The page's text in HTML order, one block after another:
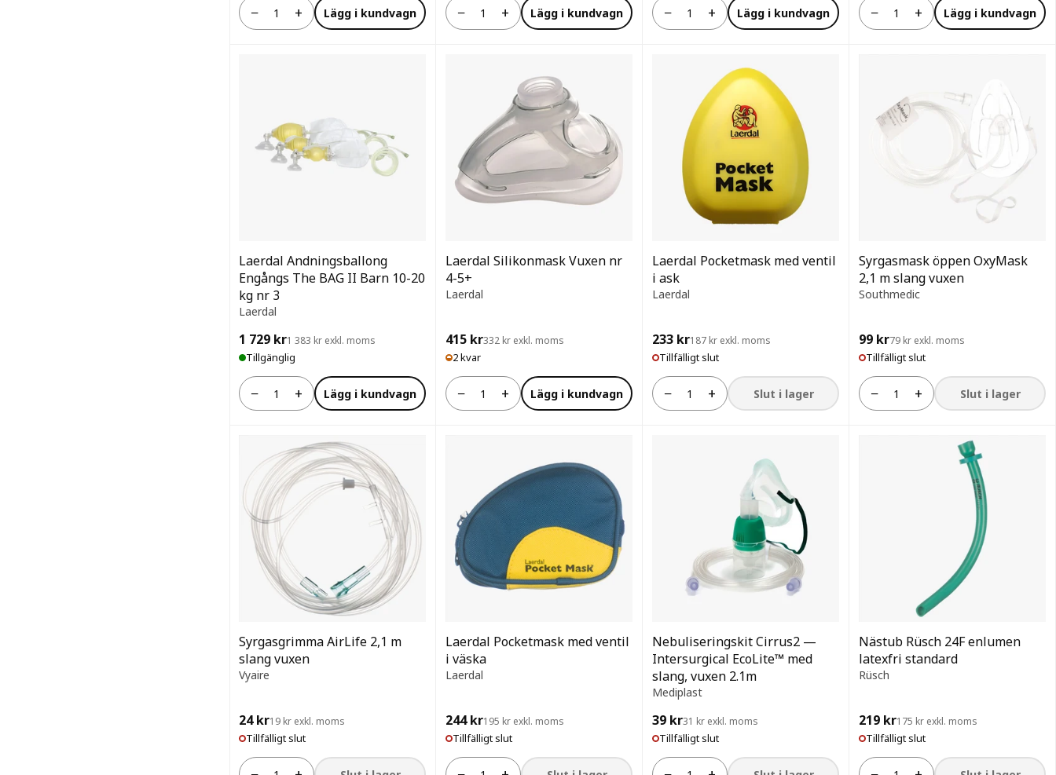
−
Antal + Lägg i kundvagn −
Antal + Lägg i kundvagn −
Antal + Lägg i kundvagn −
Antal + Lägg i kundvagn
Laerdal Andningsballong
Engångs The BAG II Barn 10-20
kg nr 3
Laerdal
1 729 kr1 383 kr exkl. moms
Tillgänglig
−
Antal + Lägg i kundvagn
Laerdal Silikonmask Vuxen nr
4-5+
Laerdal
415 kr332 kr exkl. moms
2 kvar
−
Antal + Lägg i kundvagn
Laerdal Pocketmask med ventil
i ask
Laerdal
233 kr187 kr exkl. moms
Tillfälligt slut
−
Antal + Slut i lager
Syrgasmask öppen OxyMask
2,1 m slang vuxen
Southmedic
99 kr79 kr exkl. moms
Tillfälligt slut
−
Antal + Slut i lager
Syrgasgrimma AirLife 2,1 m
slang vuxen
Vyaire
24 kr19 kr exkl. moms
Tillfälligt slut
Laerdal Pocketmask med ventil
i väska
Laerdal
244 kr195 kr exkl. moms
Tillfälligt slut
Nebuliseringskit Cirrus2 —
Intersurgical EcoLite™ med
slang, vuxen 2.1m
Mediplast
39 kr31 kr exkl. moms
Tillfälligt slut
Nästub Rüsch 24F enlumen
latexfri standard
Rüsch
219 kr175 kr exkl. moms
Tillfälligt slut